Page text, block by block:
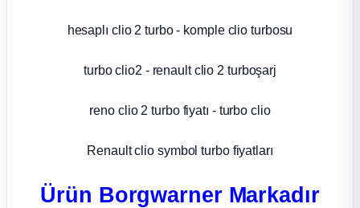
hesaplı clio 2 turbo - komple clio turbosu
turbo clio2 - renault clio 2 turboşarj
reno clio 2 turbo fiyatı - turbo clio
Renault clio symbol turbo fiyatları
Ürün Borgwarner Markadır